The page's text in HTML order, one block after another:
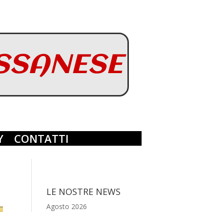
CONTATTI
LE NOSTRE NEWS
Agosto 2026